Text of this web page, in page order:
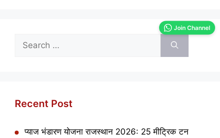
for:
Recent Post
प्याज भंडारण योजना राजस्थान 2026: 25 मीट्रिक टन
Join Channel